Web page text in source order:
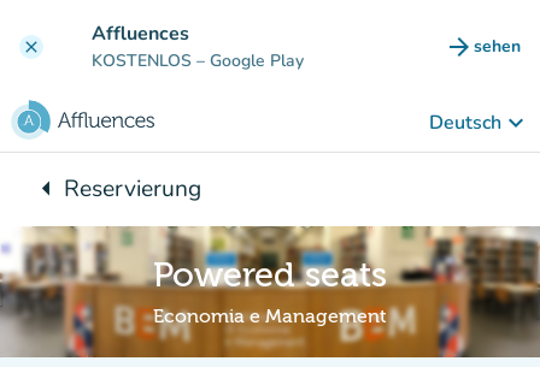
clear Affluences
KOSTENLOS – Google Play arrow_forward sehen
(new
Deutsch keyboard_arrow_down
arrow_leftZurück zu:
Reservierung
Powered seats
Economia e Management